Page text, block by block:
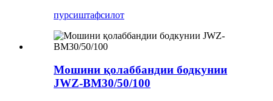
пурсиштафсилот
Мошини қолаббандии бодкунии
JWZ-BM30/50/100